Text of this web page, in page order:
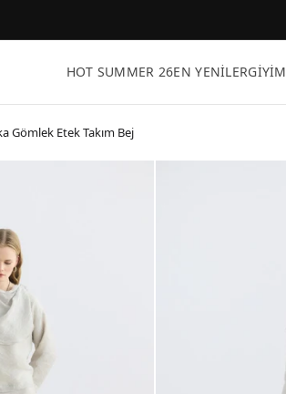
HOT SUMMER 26EN YENILERGIYIM
Gömlek Etek Takım Bej